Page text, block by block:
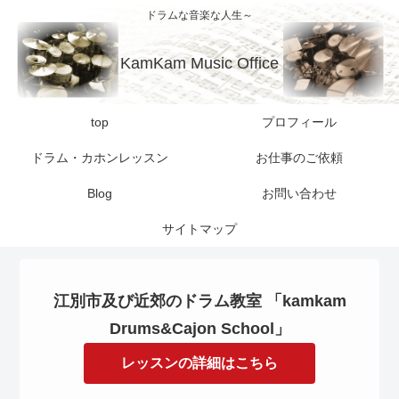
ドラムな音楽な人生～
KamKam Music Office
top プロフィール
ドラム・カホンレッスン お仕事のご依頼
Blog お問い合わせ
サイトマップ
江別市及び近郊のドラム教室 「kamkam
Drums&Cajon School」
レッスンの詳細はこちら